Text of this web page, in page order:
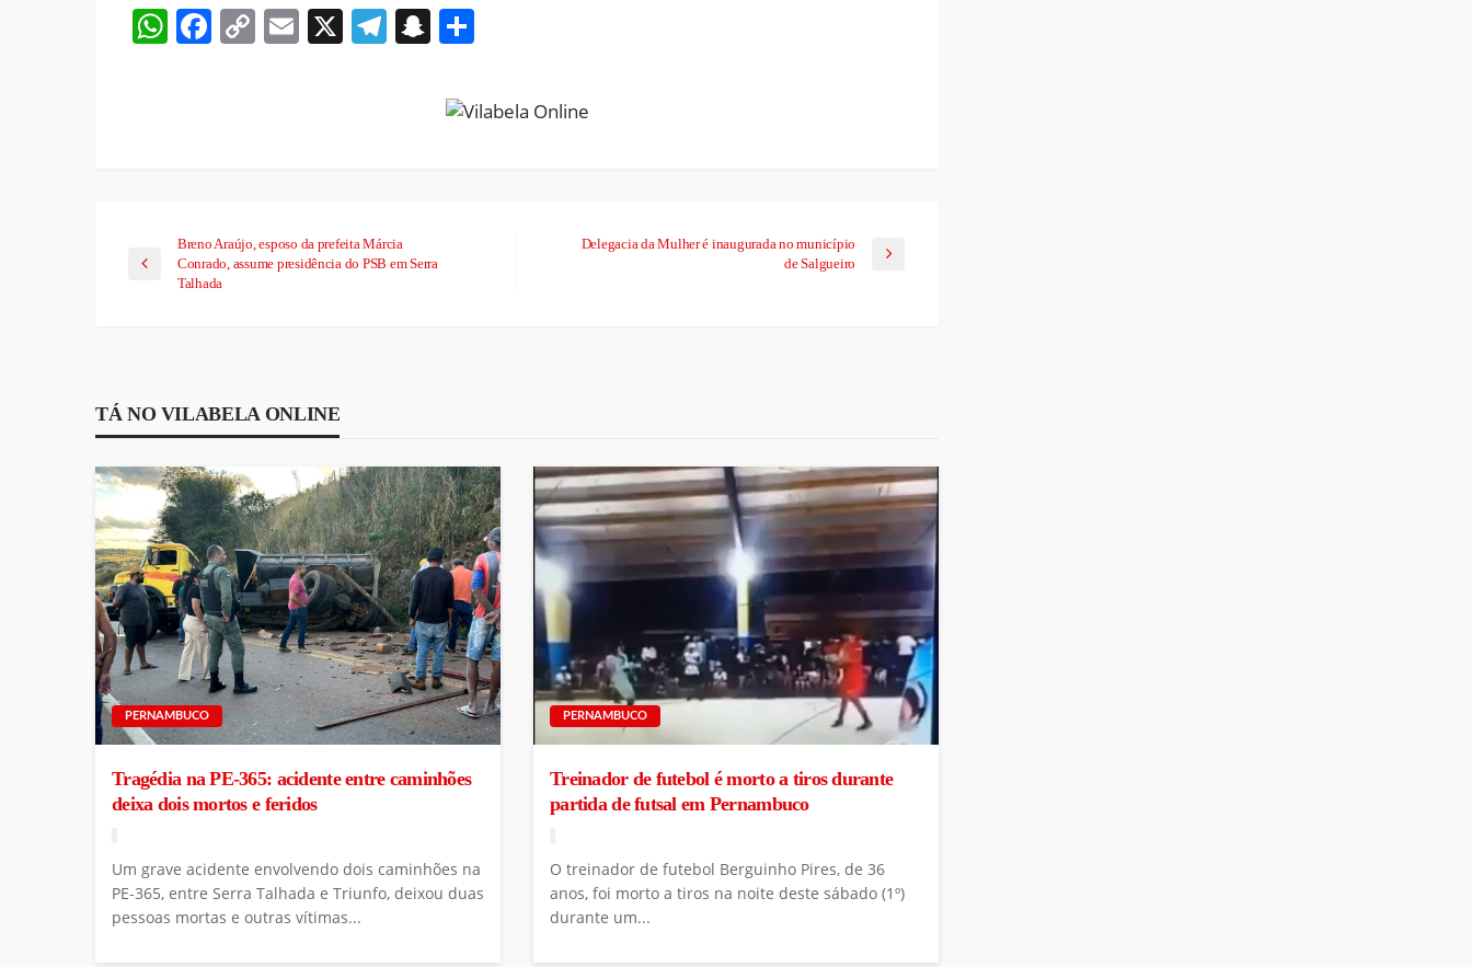
WhatsApp
Facebook
CopyEmail
X Telegram
Snapchat
Breno Araújo, esposo da prefeita Márcia
Conrado, assume presidência do PSB em Serra
Talhada
Delegacia da Mulher é inaugurada no município
de Salgueiro
TÁ NO VILABELA ONLINE
PERNAMBUCO
Tragédia na PE-365: acidente entre caminhões
deixa dois mortos e feridos
Um grave acidente envolvendo dois caminhões na
PE-365, entre Serra Talhada e Triunfo, deixou duas
pessoas mortas e outras vítimas...
PERNAMBUCO
Treinador de futebol é morto a tiros durante
partida de futsal em Pernambuco
O treinador de futebol Berguinho Pires, de 36
anos, foi morto a tiros na noite deste sábado (1º)
durante um...